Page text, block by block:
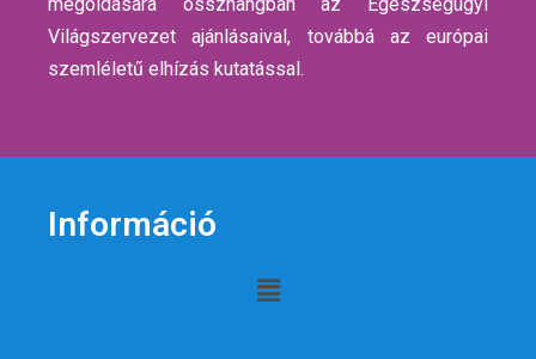
Világszervezet ajánlásaival, továbbá az európai
szemléletű elhízás kutatással.
Információ